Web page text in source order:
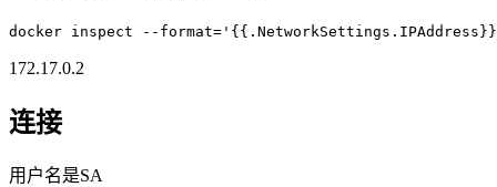
docker inspect --
172.17.0.2
连接
用户名是SA